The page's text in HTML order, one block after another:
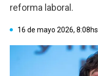
reforma laboral.
16 de mayo 2026, 8:08hs